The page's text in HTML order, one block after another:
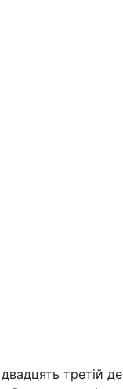
третій